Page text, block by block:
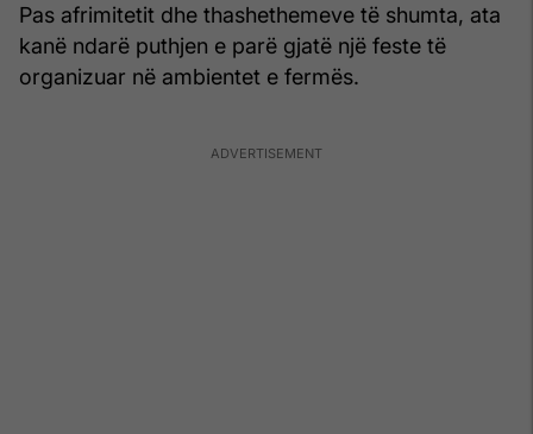
Pas afrimitetit dhe thashethemeve të shumta, ata
kanë ndarë puthjen e parë gjatë një feste të
organizuar në ambientet e fermës.